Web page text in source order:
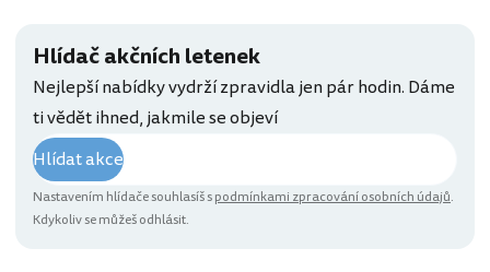
Hlídač akčních letenek
Nejlepší nabídky vydrží zpravidla jen pár hodin. Dáme
ti vědět ihned, jakmile se objeví
Hlídat akce
Nastavením hlídače souhlasíš spodmínkami zpracování osobních údajů.
Kdykoliv se můžeš odhlásit.